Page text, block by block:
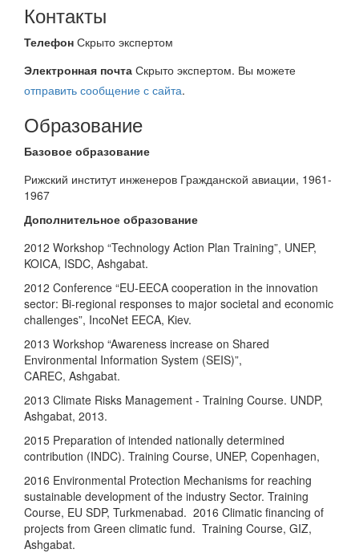
Контакты
Телефон Скрыто экспертом
Электронная почта Скрыто экспертом. Вы можете
отправить сообщение с сайта.
Образование
Базовое образование
Рижский институт инженеров Гражданской авиации, 1961-
1967
Дополнительное образование
2012 Workshop “Technology Action Plan Training”, UNEP,
KOICA, ISDC, Ashgabat.
2012 Conference “EU-EECA cooperation in the innovation
sector: Bi-regional responses to major societal and economic
challenges”, IncoNet EECA, Kiev.
2013 Workshop “Awareness increase on Shared
Environmental Information System (SEIS)”,
CAREC, Ashgabat.
2013 Climate Risks Management - Training Course. UNDP,
Ashgabat, 2013.
2015 Preparation of intended nationally determined
contribution (INDC). Training Course, UNEP, Copenhagen,
2016 Environmental Protection Mechanisms for reaching
sustainable development of the industry Sector. Training
Course, EU SDP, Turkmenabad. 2016 Climatic financing of
projects from Green climatic fund. Training Course, GIZ,
Ashgabat.